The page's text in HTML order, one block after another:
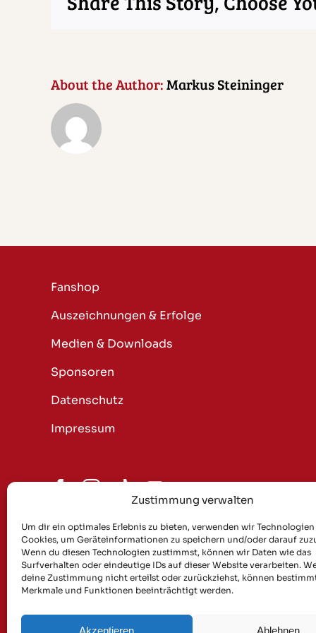
Zustimmung verwalten
Um dir ein optimales Erlebnis zu bieten, verwenden wir
Cookies, um Geräteinformationen zu speichern und/oder darauf
Wenn du diesen Technologien zustimmst, können wir Daten wie das
Surfverhalten oder eindeutige IDs auf dieser Website verarbeiten.
deine Zustimmung nicht erteilst oder zurückziehst, können
Merkmale und Funktionen beeinträchtigt werden.
Akzeptieren Ablehnen
About the Author:Markus Steininger
Fanshop
Auszeichnungen & Erfolge
Medien & Downloads
Sponsoren
Datenschutz
Impressum
Bleib spitz – abonnier dich
News, Termine, Lieder & ein bisseerl Schmäh